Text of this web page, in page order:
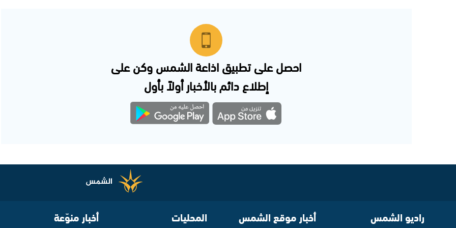
احصل على تطبيق اذاعة الشمس وكن على
إطلاع دائم بالأخبار أولاً بأول
راديو الشمس أخبار موقع الشمس المحليات أخبار منوّعة